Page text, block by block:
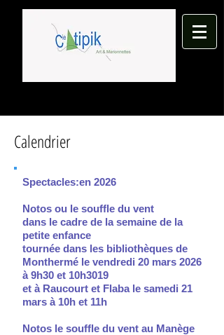
Calendrier
Spectacles:en 2026
​Notos ou le souffle du vent
dans le cadre de la semaine de la
petite enfance
tournée dans les bibliothèques de
Monthermé le vendredi 20 mars 2026
à 9h30 et 10h3019
et à Raucourt et Flaba le samedi 21
mars à 10h et 11h
Notos le souffle du vent au Manège